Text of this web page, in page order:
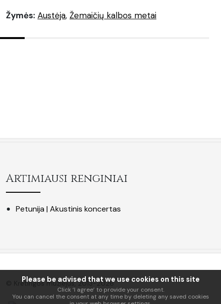
Please be advised that we use cookies on this site
Click ‘I agree’ to provide your consent.
You can cancel the consent at any time by deleting any saved cookies
Žymės: Austėja, Žemaičių kalbos metai
Artimiausi renginiai
Petunija | Akustinis koncertas
© Kretingos muziejus, 2013-2026